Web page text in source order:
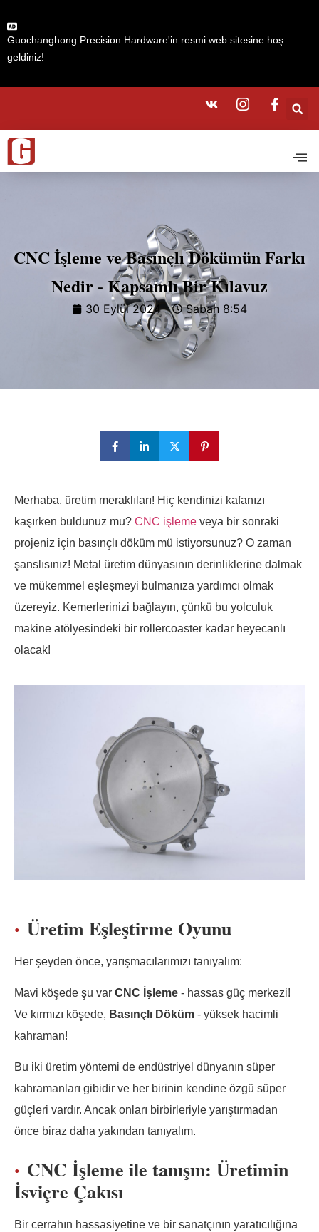
Guochanghong Precision Hardware'in resmi web sitesine hoş
geldiniz!
CNC İşleme ve Basınçlı Dökümün Farkı
Nedir - Kapsamlı Bir Kılavuz
30 Eylül 2024 Sabah 8:54
Merhaba, üretim meraklıları! Hiç kendinizi kafanızı
kaşırken buldunuz mu? CNC işleme veya bir sonraki
projeniz için basınçlı döküm mü istiyorsunuz? O zaman
şanslısınız! Metal üretim dünyasının derinliklerine dalmak
ve mükemmel eşleşmeyi bulmanıza yardımcı olmak
üzereyiz. Kemerlerinizi bağlayın, çünkü bu yolculuk
makine atölyesindeki bir rollercoaster kadar heyecanlı
olacak!
Üretim Eşleştirme Oyunu
Her şeyden önce, yarışmacılarımızı tanıyalım:
Mavi köşede şu var CNC İşleme - hassas güç merkezi!
Ve kırmızı köşede, Basınçlı Döküm - yüksek hacimli
kahraman!
Bu iki üretim yöntemi de endüstriyel dünyanın süper
kahramanları gibidir ve her birinin kendine özgü süper
güçleri vardır. Ancak onları birbirleriyle yarıştırmadan
önce biraz daha yakından tanıyalım.
CNC İşleme ile tanışın: Üretimin
İsviçre Çakısı
Bir cerrahın hassasiyetine ve bir sanatçının yaratıcılığına